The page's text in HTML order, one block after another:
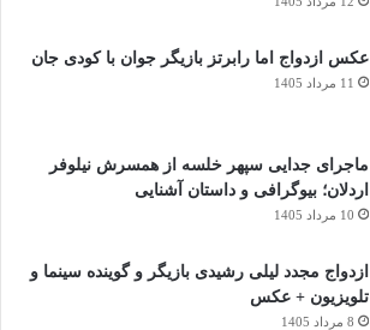
عکس ازدواج اما رابرتز بازیگر جوان با کودی جان
11 مرداد 1405
ماجرای جدایی سپهر خلسه از همسرش نیلوفر
اردلان؛ بیوگرافی و داستان آشنایی
10 مرداد 1405
ازدواج مجدد لیلی رشیدی بازیگر و گوینده سینما و
تلویزیون + عکس
8 مرداد 1405